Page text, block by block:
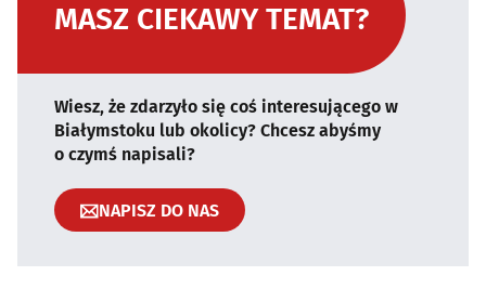
MASZ CIEKAWY TEMAT?
Wiesz, że zdarzyło się coś interesującego w
Białymstoku lub okolicy? Chcesz abyśmy
o czymś napisali?
NAPISZ DO NAS